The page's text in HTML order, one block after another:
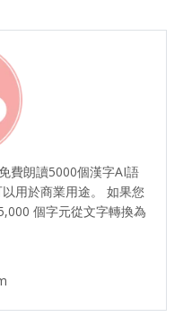
費朗讀5000個漢字AI語
用於商業用途。 如果您
個字元從文字轉換為